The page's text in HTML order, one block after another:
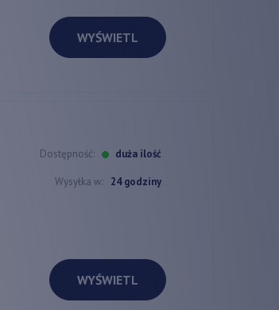
WYŚWIETL
Dostępność: duża ilość
Wysyłka w: 24 godziny
WYŚWIETL